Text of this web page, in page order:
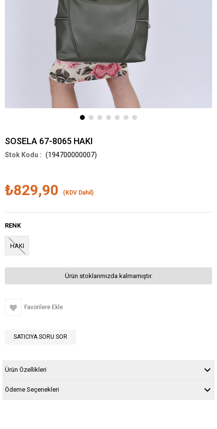
SOSELA 67-8065 HAKI
(194700000007)
₺829,90 (KDV Dahil)
RENK
HAKI
Ürün stoklarımızda kalmamıştır.
Favorilere Ekle
SATICIYA SORU SOR
Ürün Özellikleri
Ödeme Seçenekleri